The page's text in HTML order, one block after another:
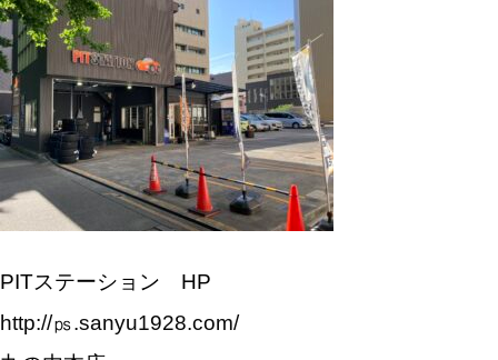
PITステーション HP
http://㎰.sanyu1928.com/